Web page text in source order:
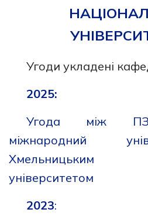
Угоди укладені
2025:
Угода між
міжнародний
Хмельницьким
університетом
2023: